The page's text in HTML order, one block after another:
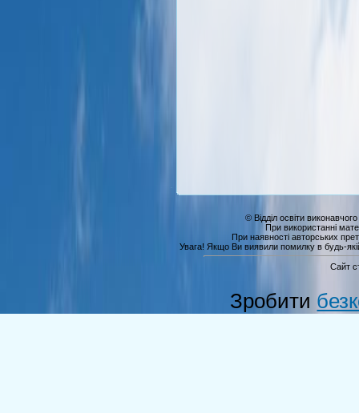
© Відділ освіти
При використанні
При наявності авторських
Увага! Якщо Ви виявили помилку в будь-якій
Сайт
Зробити